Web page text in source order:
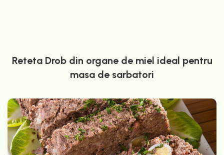
Reteta Drob din organe de miel ideal pentru
masa de sarbatori